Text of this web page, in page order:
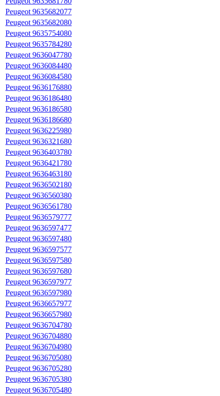
Peugeot 9635682077
Peugeot 9635682080
Peugeot 9635754080
Peugeot 9635784280
Peugeot 9636047780
Peugeot 9636084480
Peugeot 9636084580
Peugeot 9636176880
Peugeot 9636186480
Peugeot 9636186580
Peugeot 9636186680
Peugeot 9636225980
Peugeot 9636321680
Peugeot 9636403780
Peugeot 9636421780
Peugeot 9636463180
Peugeot 9636502180
Peugeot 9636560380
Peugeot 9636561780
Peugeot 9636579777
Peugeot 9636597477
Peugeot 9636597480
Peugeot 9636597577
Peugeot 9636597580
Peugeot 9636597680
Peugeot 9636597977
Peugeot 9636597980
Peugeot 9636657977
Peugeot 9636657980
Peugeot 9636704780
Peugeot 9636704880
Peugeot 9636704980
Peugeot 9636705080
Peugeot 9636705280
Peugeot 9636705380
Peugeot 9636705480